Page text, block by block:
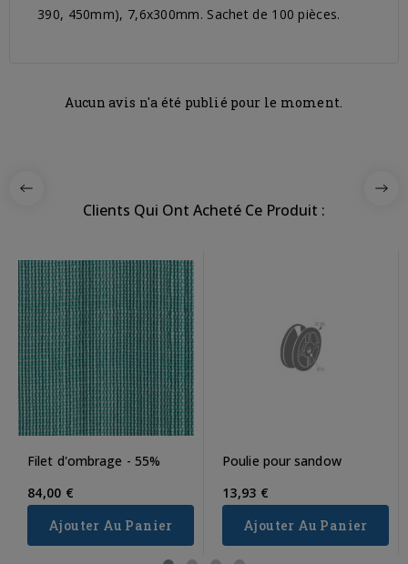
390, 450mm), 7,6x300mm. Sachet de 100 pièces.
Aucun avis n'a été publié pour le moment.
Clients Qui Ont Acheté Ce Produit :
Filet d'ombrage - 55%
84,00 €
Ajouter Au Panier
Poulie pour sandow
13,93 €
Ajouter Au Panier